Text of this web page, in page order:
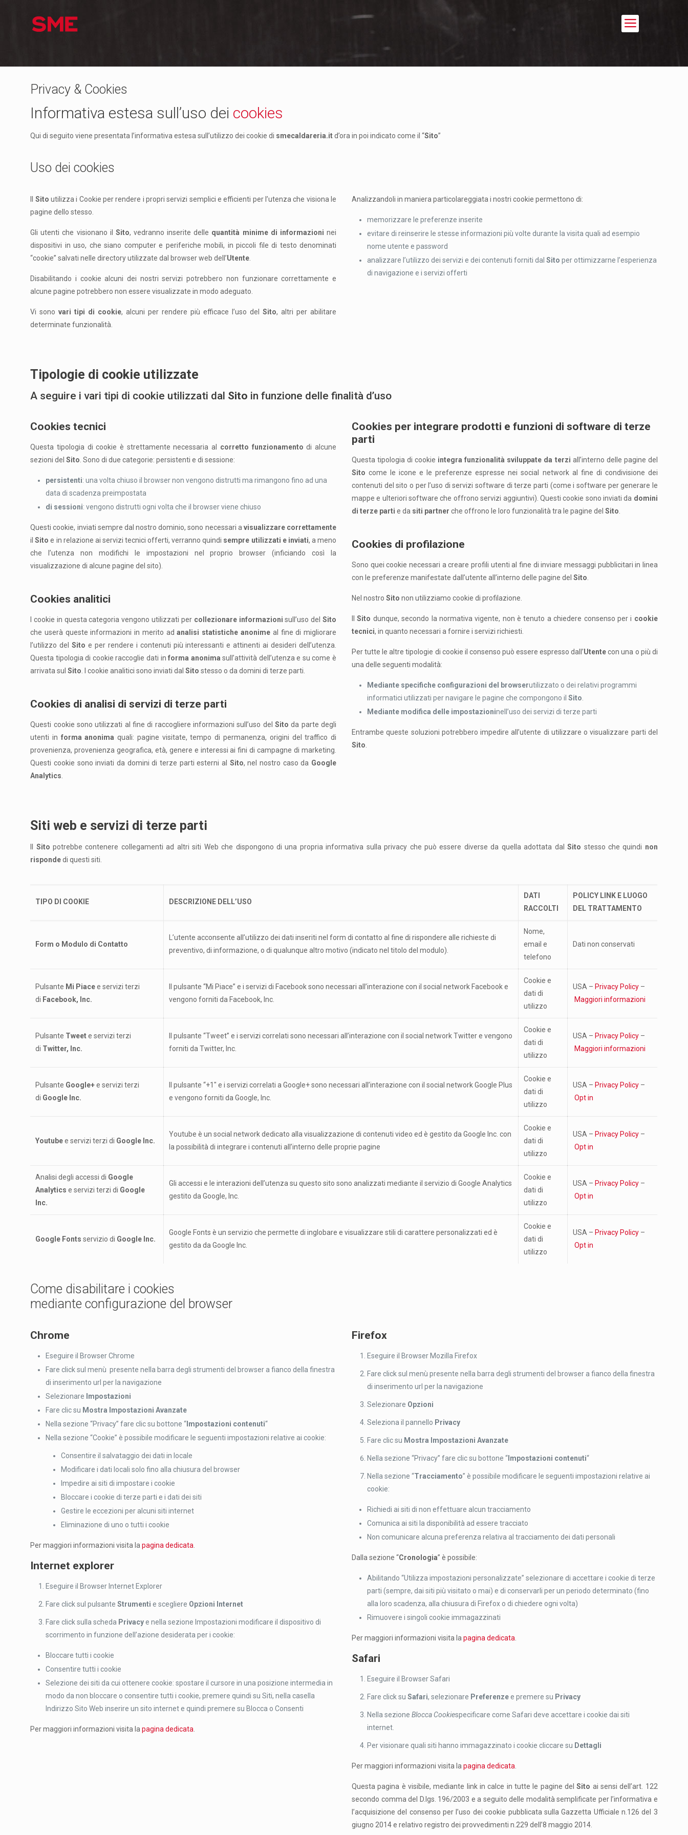
Privacy & Cookies
Informativa estesa sull’uso dei cookies
Qui di seguito viene presentata l’informativa estesa sull’utilizzo dei cookie di smecaldareria.itd’ora in poi indicato come il “Sito”
Uso dei cookies
Sito utilizza i Cookie per rendere i propri servizi semplici e efficienti per l’utenza che visiona le
pagine dello stesso.
Gli utenti che visionano il Sito, vedranno inserite delle quantità minime di informazioni nei
dispositivi in uso, che siano computer e periferiche mobili, in piccoli file di testo denominati
“cookie” salvati nelle directory utilizzate dal browser web dell’Utente
Disabilitando i cookie alcuni dei nostri servizi potrebbero non funzionare correttamente e
alcune pagine potrebbero non essere visualizzate in modo adeguato.
Vi sonovari tipi di cookie, alcuni per rendere più efficace l’uso delSito, altri per abilitare
determinate funzionalità.
Analizzandoli in maniera particolareggiata i nostri cookie permettono di:
memorizzare le preferenze inserite
evitare di reinserire le stesse informazioni più volte durante la visita quali ad esempio
nome utente e password
analizzare l’utilizzo dei servizi e dei contenuti forniti dal Sito per ottimizzarne l’esperienza
di navigazione e i servizi offerti
Tipologie di cookie utilizzate
A seguire i vari tipi di cookie utilizzati dal Sito in funzione delle finalità d’uso
Cookies tecnici
Questa tipologia di cookie è strettamente necessaria al corretto funzionamentodi alcune
sezioni del Sito . Sono di due categorie: persistenti e di sessione:
persistenti: una volta chiuso il browser non vengono distrutti ma rimangono fino ad una
data di scadenza preimpostata
di sessioni: vengono distrutti ogni volta che il browser viene chiuso
Questi cookie, inviati sempre dal nostro dominio, sono necessari a visualizzare correttamente
il Sito e in relazione ai servizi tecnici offerti, verranno quindi sempre utilizzati e inviati, a meno
che l’utenza non modifichi le impostazioni nel proprio browser (inficiando così la
visualizzazione di alcune pagine del sito).
Cookies analitici
I cookie in questa categoria vengono utilizzati per collezionare informazionisull’uso delSito
che userà queste informazioni in merito adanalisi statistiche anonime al fine di migliorare
l’utilizzo delSito e per rendere i contenuti più interessanti e attinenti ai desideri dell’utenza.
Questa tipologia di cookie raccoglie dati informa anonima sull’attività dell’utenza e su come è
arrivata sulSito . I cookie analitici sono inviati dalSito stesso o da domini di terze parti.
Cookies di analisi di servizi di terze parti
Questi cookie sono utilizzati al fine di raccogliere informazioni sull’uso del Sito da parte degli
utenti in forma anonima quali: pagine visitate, tempo di permanenza, origini del traffico di
provenienza, provenienza geografica, età, genere e interessi ai fini di campagne di marketing.
Questi cookie sono inviati da domini di terze parti esterni al Sito, nel nostro caso da Google
Analytics
Cookies per integrare prodotti e funzioni di software di terze
parti
Questa tipologia di cookie integra funzionalità sviluppate da terzi all’interno delle pagine del
Sito come le icone e le preferenze espresse nei social network al fine di condivisione dei
contenuti del sito o per l’uso di servizi software di terze parti (come i software per generare le
mappe e ulteriori software che offrono servizi aggiuntivi). Questi cookie sono inviati da domini
di terze parti e da siti partner che offrono le loro funzionalità tra le pagine del Sito
Cookies di profilazione
Sono quei cookie necessari a creare profili utenti al fine di inviare messaggi pubblicitari in linea
con le preferenze manifestate dall’utente all’interno delle pagine del Sito
Nel nostro Sito non utilizziamo cookie di profilazione.
IlSito dunque, secondo la normativa vigente, non è tenuto a chiedere consenso per i cookie
tecnici, in quanto necessari a fornire i servizi richiesti.
Per tutte le altre tipologie di cookie il consenso può essere espresso dall’Utentecon una o più di
una delle seguenti modalità:
Mediante specifiche configurazioni del browserutilizzato o dei relativi programmi
informatici utilizzati per navigare le pagine che compongono il Sito
Mediante modifica delle impostazioninell’uso dei servizi di terze parti
Entrambe queste soluzioni potrebbero impedire all’utente di utilizzare o visualizzare parti del
Sito
Siti web e servizi di terze parti
Sito potrebbe contenere collegamenti ad altri siti Web che dispongono di una propria informativa sulla privacy che può essere diverse da quella adottata dalSito stesso che quindi non
rispondedi questi siti.
TIPO DI COOKIE DESCRIZIONE DELL’USO
DATI
RACCOLTI
POLICY LINK E LUOGO
DEL TRATTAMENTO
Form o Modulo di Contatto
L’utente acconsente all’utilizzo dei dati inseriti nel form di contatto al fine di rispondere alle richieste di
preventivo, di informazione, o di qualunque altro motivo (indicato nel titolo del modulo).
Nome,
email e
telefono
Dati non conservati
Pulsante Mi Piacee servizi terzi
di Facebook, Inc.
Il pulsante “Mi Piace” e i servizi di Facebook sono necessari all’interazione con il social network Facebook e
vengono forniti da Facebook, Inc.
Cookie e
dati di
utilizzo
USA – Privacy Policy –
Maggiori informazioni
Pulsante Tweete servizi terzi
di Twitter, Inc.
Il pulsante “Tweet” e i servizi correlati sono necessari all’interazione con il social network Twitter e vengono
forniti da Twitter, Inc.
Cookie e
dati di
utilizzo
USA – Privacy Policy –
Maggiori informazioni
Pulsante Google+e servizi terzi
di Google Inc.
Il pulsante “+1″ e i servizi correlati a Google+ sono necessari all’interazione con il social network Google Plus
e vengono forniti da Google, Inc.
Cookie e
dati di
utilizzo
USA – Privacy Policy –
Opt in
Youtubee servizi terzi di Google Inc.
Youtube è un social network dedicato alla visualizzazione di contenuti video ed è gestito da Google Inc. con
la possibilità di integrare i contenuti all’interno delle proprie pagine
Cookie e
dati di
utilizzo
USA – Privacy Policy –
Opt in
Analisi degli accessi di Google
Analytics e servizi terzi di Google
Inc.
Gli accessi e le interazioni dell’utenza su questo sito sono analizzati mediante il servizio di Google Analytics
gestito da Google, Inc.
Cookie e
dati di
utilizzo
USA – Privacy Policy –
Opt in
Google Fonts servizio di Google Inc.
Google Fonts è un servizio che permette di inglobare e visualizzare stili di carattere personalizzati ed è
gestito da da Google Inc.
Cookie e
dati di
utilizzo
USA – Privacy Policy –
Opt in
Come disabilitare i cookies
mediante configurazione del browser
Chrome
Eseguire il Browser Chrome
Fare click sul menù presente nella barra degli strumenti del browser a fianco della finestra
di inserimento url per la navigazione
Selezionare Impostazioni
Fare clic su Mostra Impostazioni Avanzate
Nella sezione “Privacy” fare clic su bottone “ Impostazioni contenuti“
Nella sezione “Cookie” è possibile modificare le seguenti impostazioni relative ai cookie:
Consentire il salvataggio dei dati in locale
Modificare i dati locali solo fino alla chiusura del browser
Impedire ai siti di impostare i cookie
Bloccare i cookie di terze parti e i dati dei siti
Gestire le eccezioni per alcuni siti internet
Eliminazione di uno o tutti i cookie
Per maggiori informazioni visita lapagina dedicata
Internet explorer
Eseguire il Browser Internet Explorer
Fare click sul pulsanteStrumentie scegliere Opzioni Internet
Fare click sulla scheda Privacye nella sezione Impostazioni modificare il dispositivo di
scorrimento in funzione dell’azione desiderata per i cookie:
Bloccare tutti i cookie
Consentire tutti i cookie
Selezione dei siti da cui ottenere cookie: spostare il cursore in una posizione intermedia in
modo da non bloccare o consentire tutti i cookie, premere quindi su Siti, nella casella
Indirizzo Sito Web inserire un sito internet e quindi premere su Blocca o Consenti
Per maggiori informazioni visita lapagina dedicata
Firefox
Eseguire il Browser Mozilla Firefox
Fare click sul menù presente nella barra degli strumenti del browser a fianco della finestra
di inserimento url per la navigazione
Selezionare Opzioni
Seleziona il pannello Privacy
Fare clic su Mostra Impostazioni Avanzate
Nella sezione “Privacy” fare clic su bottone “ Impostazioni contenuti“
Nella sezione “Tracciamento” è possibile modificare le seguenti impostazioni relative ai
cookie:
Richiedi ai siti di non effettuare alcun tracciamento
Comunica ai siti la disponibilità ad essere tracciato
Non comunicare alcuna preferenza relativa al tracciamento dei dati personali
Dalla sezione “Cronologia” è possibile:
Abilitando “Utilizza impostazioni personalizzate” selezionare di accettare i cookie di terze
parti (sempre, dai siti più visitato o mai) e di conservarli per un periodo determinato (fino
alla loro scadenza, alla chiusura di Firefox o di chiedere ogni volta)
Rimuovere i singoli cookie immagazzinati
Per maggiori informazioni visita la pagina dedicata
Safari
Eseguire il Browser Safari
Fare click su Safari, selezionare Preferenzee premere su Privacy
Nella sezione Blocca Cookiespecificare come Safari deve accettare i cookie dai siti
internet.
Per visionare quali siti hanno immagazzinato i cookie cliccare su Dettagli
Per maggiori informazioni visita la pagina dedicata
Questa pagina è visibile, mediante link in calce in tutte le pagine delSito ai sensi dell’art. 122
secondo comma del D.lgs. 196/2003 e a seguito delle modalità semplificate per l’informativa e
l’acquisizione del consenso per l’uso dei cookie pubblicata sulla Gazzetta Ufficiale n.126 del 3
giugno 2014 e relativo registro dei provvedimenti n.229 dell’8 maggio 2014.